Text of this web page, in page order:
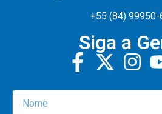
+55 (84)
Siga a